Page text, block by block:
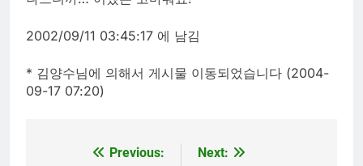
2002/09/11 03:45:17 에 남김
* 김양수님에 의해서 게시물 이동되었습니다 (2004-
09-17 07:20)
Previous:
Next: